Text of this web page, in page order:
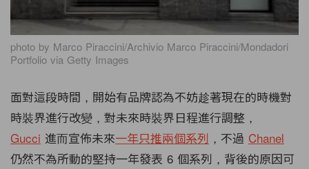
photo by Marco Piraccini/Archivio Marco Piraccini/Mondadori
Portfolio via Getty Images
面對這段時間，開始有品牌認為不妨趁著現在的時機對
時裝界進行改變，對未來時裝界日程進行調整，
Gucci 進而宣佈未來一年只推兩個系列 ，不過 Chanel
仍然不為所動的堅持一年發表 6 個系列，背後的原因可